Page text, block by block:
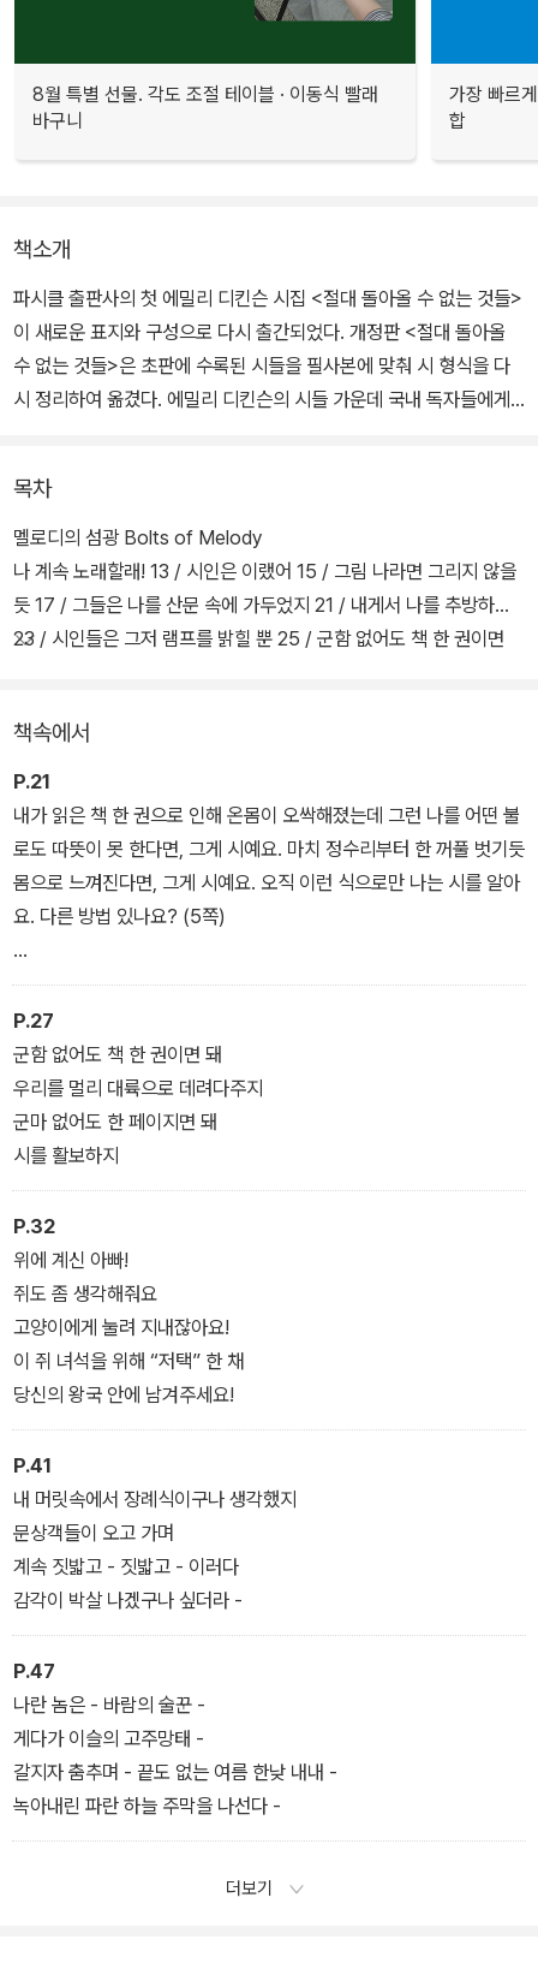
8월 특별 선물. 각도 조절 테이블 · 이동식 빨래
바구니
가장 빠르
합
책소개
파시클 출판사의 첫 에밀리 디킨슨 시집 <절대 돌아올 수 없는 것들>
이 새로운 표지와 구성으로 다시 출간되었다. 개정판 <절대 돌아올
수 없는 것들>은 초판에 수록된 시들을 필사본에 맞춰 시 형식을 다
시 정리하여 옮겼다. 에밀리 디킨슨의 시들 가운데 국내 독자들에게
삶과 죽음, 등을 다룬 56편의 ‘제목 없는’ 시들을 8장으로 묶어 시집
에 담았다.
목차
멜로디의 섬광 Bolts of Melody
나 계속 노래할래! 13 / 시인은 이랬어 15 / 그림 나라면 그리지 않을
듯 17 / 그들은 나를 산문 속에 가두었지 21 / 내게서 나를 추방하는
23 / 시인들은 그저 램프를 밝힐 뿐 25 / 군함 없어도 책 한 권이면
책속에서
P.21
내가 읽은 책 한 권으로 인해 온몸이 오싹해졌는데 그런 나를 어떤 불
로도 따뜻이 못 한다면, 그게 시예요. 마치 정수리부터 한 꺼풀 벗기듯
몸으로 느껴진다면, 그게 시예요. 오직 이런 식으로만 나는 시를 알아
요. 다른 방법 있나요? (5쪽)
그들은 나를 산문 속에 가두었지 ?
꼬마 계집애였을 때
그들이 나를 옷장 속에 넣었듯이 ?
그들은 내가 “가만히” 있는 걸 좋아했거든
P.27
군함 없어도 책 한 권이면 돼
우리를 멀리 대륙으로 데려다주지
군마 없어도 한 페이지면 돼
시를 활보하지
P.32
위에 계신 아빠!
쥐도 좀 생각해줘요
고양이에게 눌려 지내잖아요!
이 쥐 녀석을 위해 “저택” 한 채
당신의 왕국 안에 남겨주세요!
P.41
내 머릿속에서 장례식이구나 생각했지
문상객들이 오고 가며
계속 짓밟고 - 짓밟고 - 이러다
감각이 박살 나겠구나 싶더라 -
P.47
나란 놈은 - 바람의 술꾼 -
게다가 이슬의 고주망태 -
갈지자 춤추며 - 끝도 없는 여름 한낮 내내 -
녹아내린 파란 하늘 주막을 나선다 -
더보기